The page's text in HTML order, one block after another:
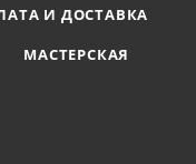
И ДОСТАВКА
МАСТЕРСКАЯ